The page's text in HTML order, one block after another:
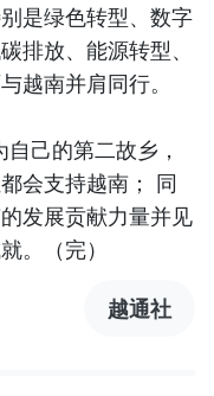
是绿色转型、数字
排放、能源转型、
越南并肩同行。
己的第二故乡，
会支持越南； 同
发展贡献力量并见
。（完）
越通社